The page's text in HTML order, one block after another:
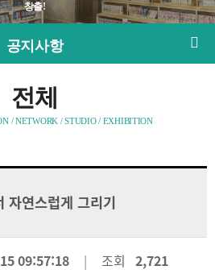
창출!
공지사항
전체
/ NETWORK / STUDIO / EXHIBITION
자연스럽게 그리기
09:57:18 조회 2,721